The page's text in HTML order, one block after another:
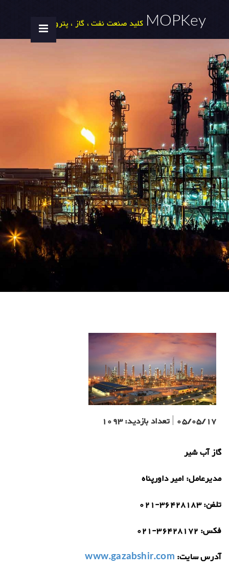
MOPKey کلید صنعت نفت ، گاز ، پتروشیمی
05/05/17
|تعداد بازدید:1093
گاز آب شیر
مدیرعامل: امیر داورپناه
تلفن:021-36428183
فکس: 021-36428172
آدرس سایت: www.gazabshir.com